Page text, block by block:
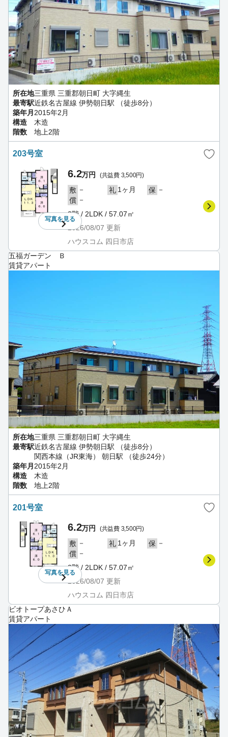
所在地三重県 三重郡朝日町 大字縄生
最寄駅近鉄名古屋線 伊勢朝日駅 （徒歩8分）
築年月2015年2月
構造
木造
階数
地上2階
203号室
写真を見る
6.2万円 (共益費 3,500円)
敷 － 礼 1ヶ月 保 －
償 －
2階 / 2LDK / 57.07㎡
2026/08/07 更新
ハウスコム 四日市店
五福ガーデン Ｂ
賃貸アパート
所在地三重県 三重郡朝日町 大字縄生
最寄駅近鉄名古屋線 伊勢朝日駅 （徒歩8分）
関西本線（JR東海） 朝日駅 （徒歩24分）
築年月 2015年2月
構造
木造
階数
地上2階
201号室
写真を見る
6.2万円 (共益費 3,500円)
敷 － 礼 1ヶ月 保 －
償 －
2階 / 2LDK / 57.07㎡
2026/08/07 更新
ハウスコム 四日市店
ビオトープあさひＡ
賃貸アパート